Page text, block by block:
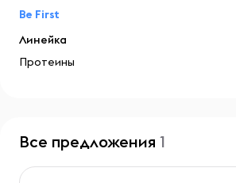
Be First
Линейка
Протеины
Все предложения 1